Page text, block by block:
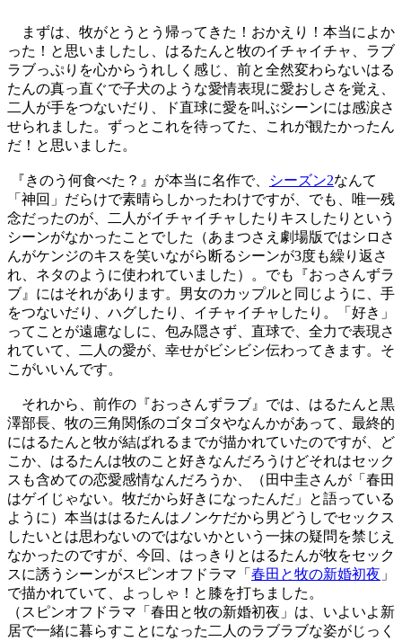
まずは、牧がとうとう帰ってきた！おかえり！本当によか
った！と思いましたし、はるたんと牧のイチャイチャ、ラブ
ラブっぷりを心からうれしく感じ、前と全然変わらないはる
たんの真っ直ぐで子犬のような愛情表現に愛おしさを覚え、
二人が手をつないだり、ド直球に愛を叫ぶシーンには感涙さ
せられました。ずっとこれを待ってた、これが観たかったん
だ！と思いました。
『きのう何食べた？』が本当に名作で、 シーズン2なんて
「神回」だらけで素晴らしかったわけですが、でも、唯一残
念だったのが、二人がイチャイチャしたりキスしたりという
シーンがなかったことでした（あまつさえ劇場版ではシロさ
んがケンジのキスを笑いながら断るシーンが3度も繰り返さ
れ、ネタのように使われていました）。でも『おっさんずラ
ブ』にはそれがあります。男女のカップルと同じように、手
をつないだり、ハグしたり、イチャイチャしたり。「好き」
ってことが遠慮なしに、包み隠さず、直球で、全力で表現さ
れていて、二人の愛が、幸せがビシビシ伝わってきます。そ
こがいいんです。
それから、前作の『おっさんずラブ』では、はるたんと黒
澤部長、牧の三角関係のゴタゴタやなんかがあって、最終的
にはるたんと牧が結ばれるまでが描かれていたのですが、ど
こか、はるたんは牧のこと好きなんだろうけどそれはセック
スも含めての恋愛感情なんだろうか、（田中圭さんが「春田
はゲイじゃない。牧だから好きになったんだ」と語っている
ように）本当ははるたんはノンケだから男どうしでセックス
したいとは思わないのではないかという一抹の疑問を禁じえ
なかったのですが、今回、はっきりとはるたんが牧をセック
スに誘うシーンがスピンオフドラマ「 春田と牧の新婚初夜 」
で描かれていて、よっしゃ！と膝を打ちました。
（スピンオフドラマ「春田と牧の新婚初夜」は、いよいよ新
居で一緒に暮らすことになった二人のラブラブな姿がじっく